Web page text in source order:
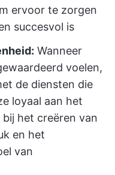
ervoor te zorgen
succesvol is
Wanneer
voelen,
de diensten die
loyaal aan het
het creëren van
en het
van